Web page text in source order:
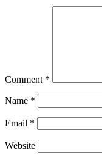
Comment *
Name *
Email *
Website